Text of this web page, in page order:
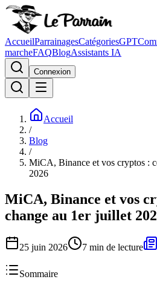
AccueilParrainagesCatégoriesGPT
marcheFAQBlogAssistants IA
Connexion
Accueil
/
Blog
/
MiCA, Binance et vos cryptos :
2026
MiCA, Binance et vos
change au 1er juillet
25 juin 2026 7 min de lecture
Sommaire